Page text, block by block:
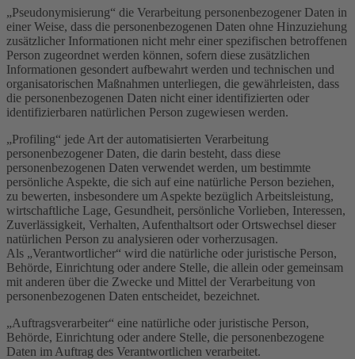
„Pseudonymisierung“ die Verarbeitung personenbezogener Daten in
einer Weise, dass die personenbezogenen Daten ohne Hinzuziehung
zusätzlicher Informationen nicht mehr einer spezifischen betroffenen
Person zugeordnet werden können, sofern diese zusätzlichen
Informationen gesondert aufbewahrt werden und technischen und
organisatorischen Maßnahmen unterliegen, die gewährleisten, dass
die personenbezogenen Daten nicht einer identifizierten oder
identifizierbaren natürlichen Person zugewiesen werden.
„Profiling“ jede Art der automatisierten Verarbeitung
personenbezogener Daten, die darin besteht, dass diese
personenbezogenen Daten verwendet werden, um bestimmte
persönliche Aspekte, die sich auf eine natürliche Person beziehen,
zu bewerten, insbesondere um Aspekte bezüglich Arbeitsleistung,
wirtschaftliche Lage, Gesundheit, persönliche Vorlieben, Interessen,
Zuverlässigkeit, Verhalten, Aufenthaltsort oder Ortswechsel dieser
natürlichen Person zu analysieren oder vorherzusagen.
Als „Verantwortlicher“ wird die natürliche oder juristische Person,
Behörde, Einrichtung oder andere Stelle, die allein oder gemeinsam
mit anderen über die Zwecke und Mittel der Verarbeitung von
personenbezogenen Daten entscheidet, bezeichnet.
„Auftragsverarbeiter“ eine natürliche oder juristische Person,
Behörde, Einrichtung oder andere Stelle, die personenbezogene
Daten im Auftrag des Verantwortlichen verarbeitet.